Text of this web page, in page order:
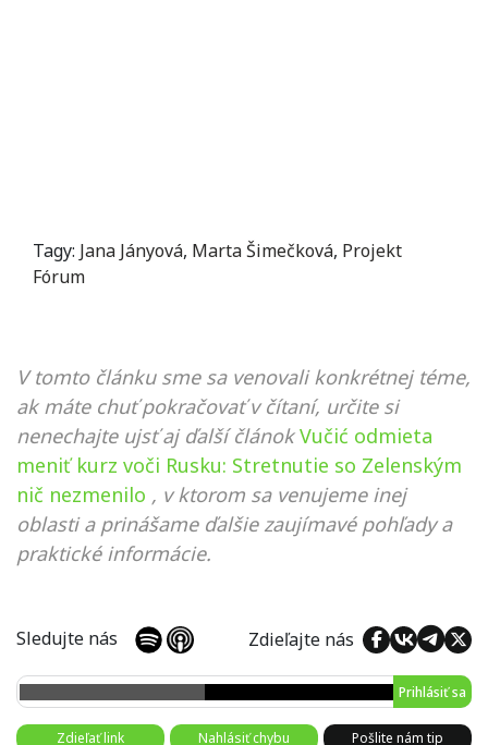
Tagy: Jana Jányová, Marta Šimečková, Projekt
Fórum
V tomto článku sme sa venovali konkrétnej téme,
ak máte chuť pokračovať v čítaní, určite si
nenechajte ujsť aj ďalší článok Vučić odmieta
meniť kurz voči Rusku: Stretnutie so Zelenským
nič nezmenilo , v ktorom sa venujeme inej
oblasti a prinášame ďalšie zaujímavé pohľady a
praktické informácie.
Sledujte nás Zdieľajte nás
Prihlásiť sa
Zdieľať link Nahlásiť chybu Pošlite nám tip